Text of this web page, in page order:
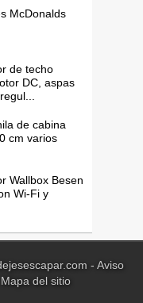
McDonalds
de techo
DC, aspas
de cabina
cm varios
Wallbox Besen
Wi-Fi y
- Aviso
Mapa del sitio